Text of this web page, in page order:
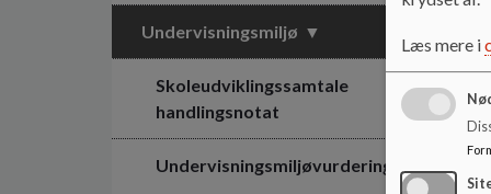
Undervisningsmiljø
Skoleudviklingssamtale
handlingsnotat
Undervisningsmiljøvurdering
Læs mere i